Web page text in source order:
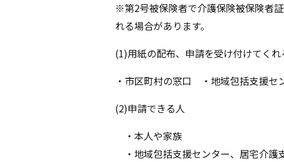
※第2号被保険者で介護保険被保険者
れる場合があります。
(1)用紙の配布、申請を受け付けてくれ
・市区町村の窓口 ・地域包括支援セ
(2)申請できる人
・本人や家族
・地域包括支援センター、居宅介護